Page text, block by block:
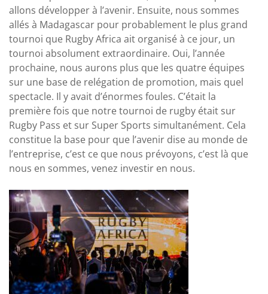
allons développer à l’avenir. Ensuite, nous sommes
allés à Madagascar pour probablement le plus grand
tournoi que Rugby Africa ait organisé à ce jour, un
tournoi absolument extraordinaire. Oui, l’année
prochaine, nous aurons plus que les quatre équipes
sur une base de relégation de promotion, mais quel
spectacle. Il y avait d’énormes foules. C’était la
première fois que notre tournoi de rugby était sur
Rugby Pass et sur Super Sports simultanément. Cela
constitue la base pour que l’avenir dise au monde de
l’entreprise, c’est ce que nous prévoyons, c’est là que
nous en sommes, venez investir en nous.